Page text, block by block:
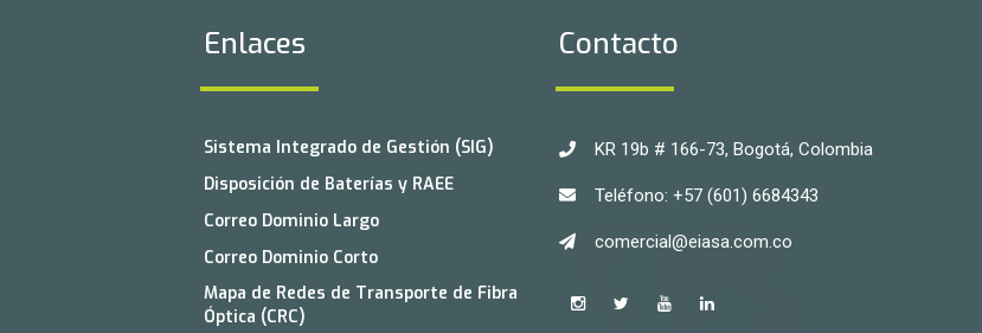
Enlaces
Sistema Integrado de Gestión (SIG)
Disposición de Baterías y RAEE
Correo Dominio Largo
Correo Dominio Corto
Mapa de Redes de Transporte de Fibra
Óptica (CRC)
Contacto
KR 19b # 166-73, Bogotá, Colombia
Teléfono: +57 (601) 6684343
comercial@eiasa.com.co